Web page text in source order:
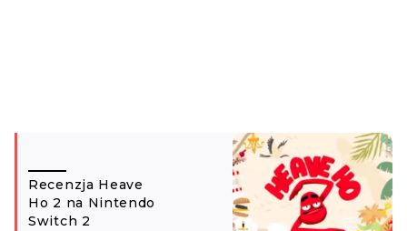
Recenzja Heave
Ho 2 na Nintendo
Switch 2